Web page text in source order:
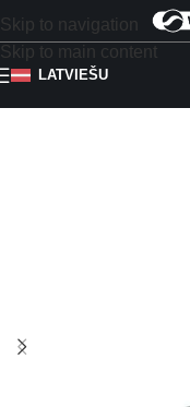
Skip to navigation
Skip to main content
LATVIEŠU